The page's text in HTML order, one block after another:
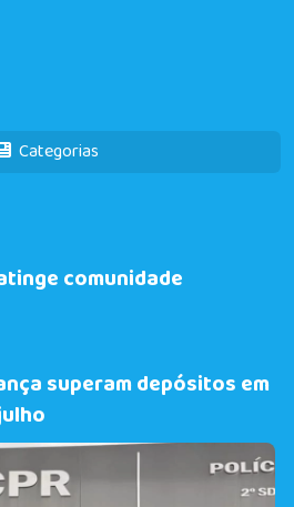
Categorias
comunidade
superam depósitos em